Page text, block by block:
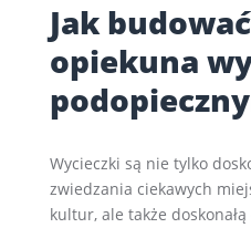
Jak
opiekuna
Wycieczki są nie tylko
zwiedzania ciekawych
kultur, ale także